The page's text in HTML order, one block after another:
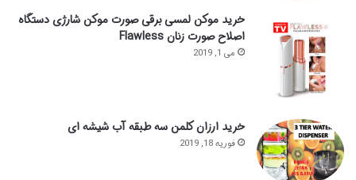
خرید موکن لمسی برقی صورت موکن شارژی دستگاه
اصلاح صورت زنان Flawless
می 1, 2019
خرید ارزان کلمن سه طبقه آب شیشه ای
فوریه 18, 2019